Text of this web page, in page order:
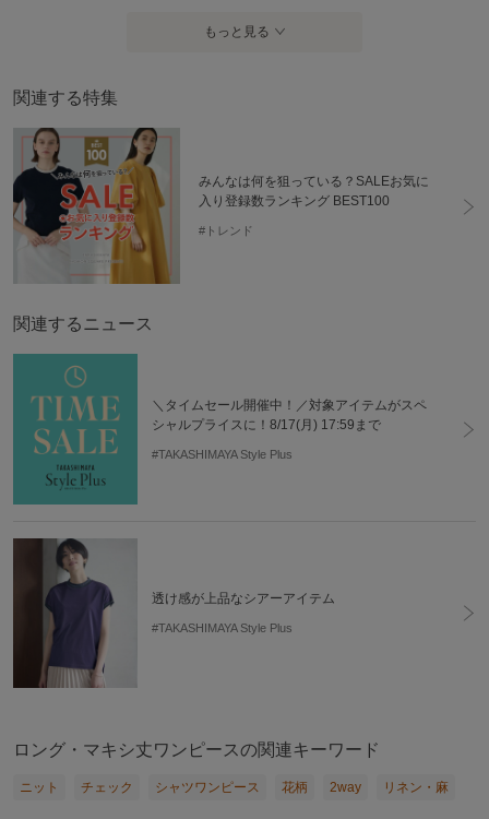
もっと見る
関連する特集
みんなは何を狙っている？SALEお気に
入り登録数ランキング BEST100
#トレンド
関連するニュース
＼タイムセール開催中！／対象アイテムがスペ
シャルプライスに！8/17(月) 17:59まで
#TAKASHIMAYA Style Plus
透け感が上品なシアーアイテム
#TAKASHIMAYA Style Plus
ロング・マキシ丈ワンピースの関連キーワード
ニット チェック シャツワンピース 花柄 2way リネン・麻